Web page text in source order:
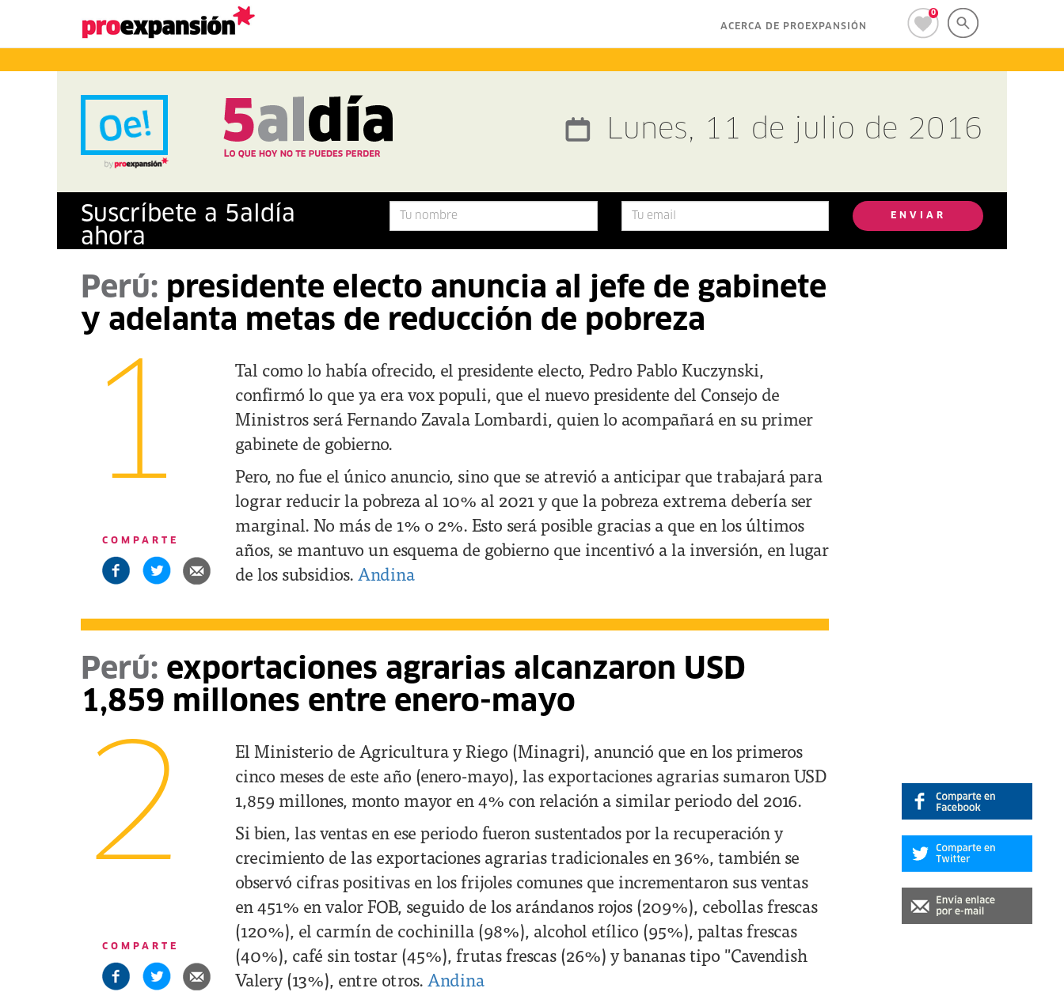
0
ACERCA DE PROEXPANSIÓN
Lunes, 11 de julio de 2016
Suscríbete a 5al día
ahora
ENVIAR
Perú: presidente electo anuncia al jefe de gabinete
y adelanta metas de reducción de pobreza
1
Tal como lo había ofrecido, el presidente electo, Pedro Pablo Kuczynski,
confirmó lo que ya era vox populi, que el nuevo presidente del Consejo de
Ministros será Fernando Zavala Lombardi, quien lo acompañará en su primer
gabinete de gobierno.
Pero, no fue el único anuncio, sino que se atrevió a anticipar que trabajará para
lograr reducir la pobreza al 10% al 2021 y que la pobreza extrema debería ser
marginal. No más de 1% o 2%. Esto será posible gracias a que en los últimos
años, se mantuvo un esquema de gobierno que incentivó a la inversión, en lugar
de los subsidios. Andina
COMPARTE
Perú: exportaciones agrarias alcanzaron USD
1,859 millones entre enero-mayo
2
El Ministerio de Agricultura y Riego (Minagri), anunció que en los primeros
cinco meses de este año (enero-mayo), las exportaciones agrarias sumaron USD
1,859 millones, monto mayor en 4% con relación a similar periodo del 2016.
Si bien, las ventas en ese periodo fueron sustentados por la recuperación y
crecimiento de las exportaciones agrarias tradicionales en 36%, también se
observó cifras positivas en los frijoles comunes que incrementaron sus ventas
en 451% en valor FOB, seguido de los arándanos rojos (209%), cebollas frescas
(120%), el carmín de cochinilla (98%), alcohol etílico (95%), paltas frescas
(40%), café sin tostar (45%), frutas frescas (26%) y bananas tipo "Cavendish
Valery (13%), entre otros. Andina
COMPARTE